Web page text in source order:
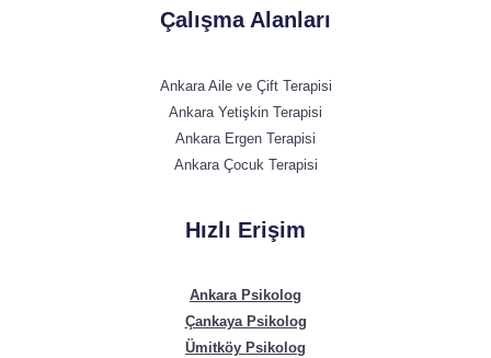
Çalışma Alanları
Ankara Aile ve Çift Terapisi
Ankara Yetişkin Terapisi
Ankara Ergen Terapisi
Ankara Çocuk Terapisi
Hızlı Erişim
Ankara Psikolog
Çankaya Psikolog
Ümitköy Psikolog